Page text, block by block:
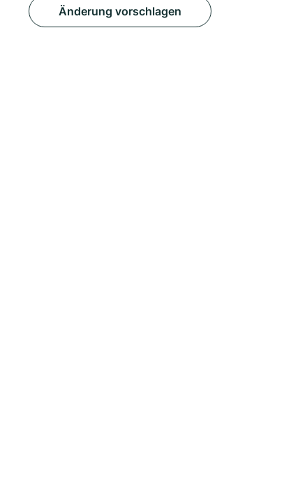
Änderung vorschlagen